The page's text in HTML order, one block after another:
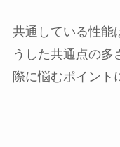
共通している性能
うした共通点の多
際に悩むポイント